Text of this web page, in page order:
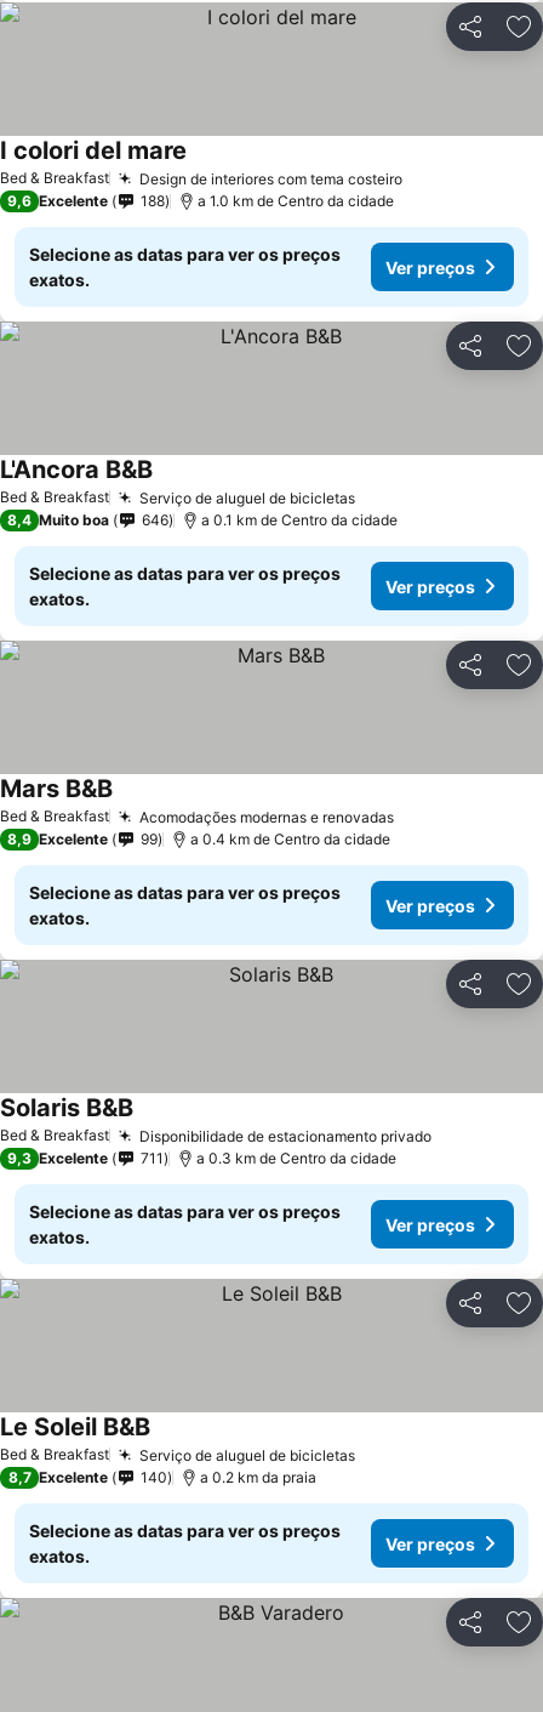
Partilhar
Bed & Breakfast Design de interiores com tema costeiro
I colori del mare
9,6 Excelente 188 a 1.0 km de Centro da cidade
Selecione as datas para ver os preços
exatos.
Ver preços
Partilhar
Bed & Breakfast Serviço de aluguel de bicicletas
L'Ancora B&B
8,4 Muito boa 646 a 0.1 km de Centro da cidade
Selecione as datas para ver os preços
exatos.
Ver preços
Partilhar
Bed & Breakfast Acomodações modernas e renovadas
Mars B&B
8,9 Excelente 99 a 0.4 km de Centro da cidade
Selecione as datas para ver os preços
exatos.
Ver preços
Partilhar
Bed & Breakfast Disponibilidade de estacionamento privado
Solaris B&B
9,3 Excelente 711 a 0.3 km de Centro da cidade
Selecione as datas para ver os preços
exatos.
Ver preços
Partilhar
Bed & Breakfast Serviço de aluguel de bicicletas
Le Soleil B&B
8,7 Excelente 140 a 0.2 km da praia
Selecione as datas para ver os preços
exatos.
Ver preços
Partilhar